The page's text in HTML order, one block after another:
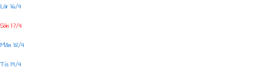
Lör 16/4
Sön 17/4
Mån 18/4
Tis 19/4